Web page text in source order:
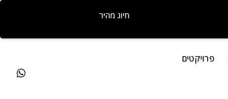
חיוג מהיר
פרויקטים